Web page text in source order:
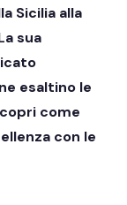
Sicilia alla
sua
esaltino le
come
con le